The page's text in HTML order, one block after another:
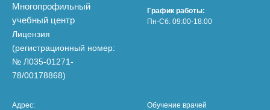
Многопрофильный
учебный центр
Лицензия
(регистрационный номер:
№ Л035-01271-
78/00178868)
График работы:
Пн-Сб: 09:00-18:00
Адрес:
Обучение врачей